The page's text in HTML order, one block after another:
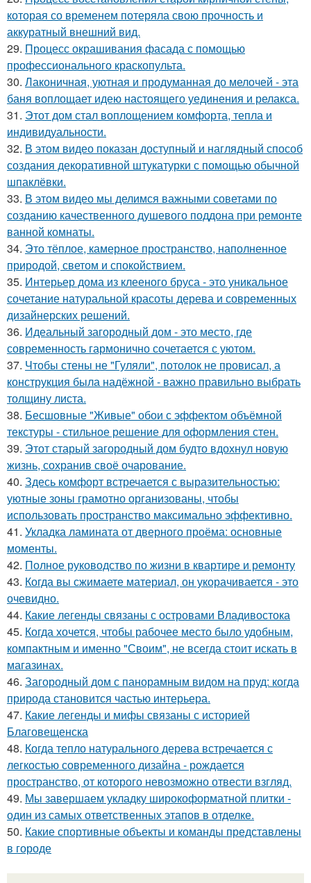
которая со временем потеряла свою прочность и
аккуратный внешний вид.
29. Процесс окрашивания фасада с помощью
профессионального краскопульта.
30. Лаконичная, уютная и продуманная до мелочей - эта
баня воплощает идею настоящего уединения и релакса.
31. Этот дом стал воплощением комфорта, тепла и
индивидуальности.
32. В этом видео показан доступный и наглядный способ
создания декоративной штукатурки с помощью обычной
шпаклёвки.
33. В этом видео мы делимся важными советами по
созданию качественного душевого поддона при ремонте
ванной комнаты.
34. Это тёплое, камерное пространство, наполненное
природой, светом и спокойствием.
35. Интерьер дома из клееного бруса - это уникальное
сочетание натуральной красоты дерева и современных
дизайнерских решений.
36. Идеальный загородный дом - это место, где
современность гармонично сочетается с уютом.
37. Чтобы стены не "Гуляли", потолок не провисал, а
конструкция была надёжной - важно правильно выбрать
толщину листа.
38. Бесшовные "Живые" обои с эффектом объёмной
текстуры - стильное решение для оформления стен.
39. Этот старый загородный дом будто вдохнул новую
жизнь, сохранив своё очарование.
40. Здесь комфорт встречается с выразительностью:
уютные зоны грамотно организованы, чтобы
использовать пространство максимально эффективно.
41. Укладка ламината от дверного проёма: основные
моменты.
42. Полное руководство по жизни в квартире и ремонту
43. Когда вы сжимаете материал, он укорачивается - это
очевидно.
44. Какие легенды связаны с островами Владивостока
45. Когда хочется, чтобы рабочее место было удобным,
компактным и именно "Своим", не всегда стоит искать в
магазинах.
46. Загородный дом с панорамным видом на пруд: когда
природа становится частью интерьера.
47. Какие легенды и мифы связаны с историей
Благовещенска
48. Когда тепло натурального дерева встречается с
легкостью современного дизайна - рождается
пространство, от которого невозможно отвести взгляд.
49. Мы завершаем укладку широкоформатной плитки -
один из самых ответственных этапов в отделке.
50. Какие спортивные объекты и команды представлены
в городе